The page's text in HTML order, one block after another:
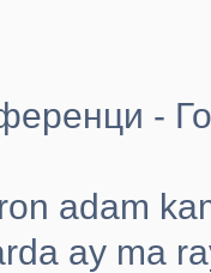
-
adam
ay ma